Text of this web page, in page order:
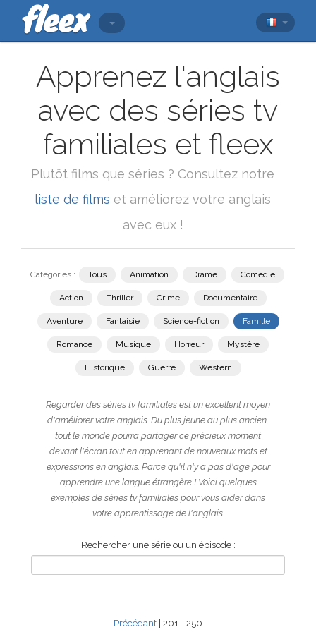
Apprenez l'anglais
avec des séries tv
familiales et fleex
Plutôt films que séries ? Consultez notre
liste de films et améliorez votre anglais
avec eux !
Catégories : Tous Animation Drame Comédie
Action Thriller Crime Documentaire
Aventure Fantaisie Science-fiction Famille
Romance Musique Horreur Mystère
Historique Guerre Western
Regarder des séries tv familiales est un excellent moyen
d'améliorer votre anglais. Du plus jeune au plus ancien,
tout le monde pourra partager ce précieux moment
devant l'écran tout en apprenant de nouveaux mots et
expressions en anglais. Parce qu'il n'y a pas d'age pour
apprendre une langue étrangère ! Voici quelques
exemples de séries tv familiales pour vous aider dans
votre apprentissage de l'anglais.
Rechercher une série ou un épisode :
Précédant | 201 - 250